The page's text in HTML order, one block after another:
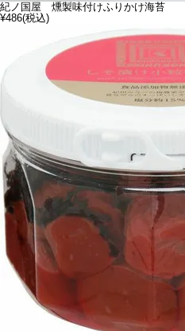
紀ノ国屋 燻製味付けふりかけ海苔
¥486(税込)